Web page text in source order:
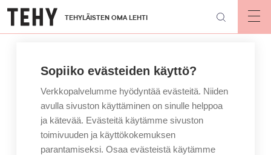
Hyppää
pääsisältöön
TEHYLÄISTEN OMA LEHTI
Sopiiko evästeiden käyttö?
Verkkopalvelumme hyödyntää evästeitä. Niiden
avulla sivuston käyttäminen on sinulle helppoa
ja kätevää. Evästeitä käytämme sivuston
toimivuuden ja käyttökokemuksen
parantamiseksi. Osaa evästeistä käytämme